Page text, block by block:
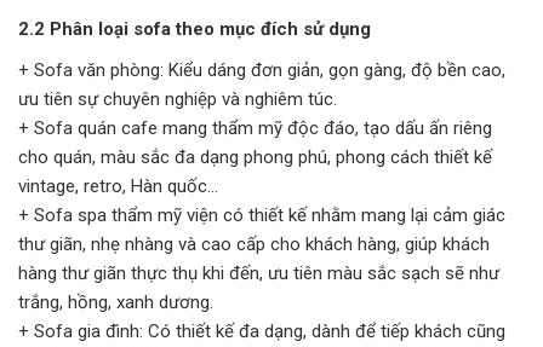
2.2 Phân loại sofa theo mục đích sử dụng
+ Sofa văn phòng: Kiểu dáng đơn giản, gọn gàng, độ bền cao,
ưu tiên sự chuyên nghiệp và nghiêm túc.
+ Sofa quán cafe mang thẩm mỹ độc đáo, tạo dấu ấn riêng
cho quán, màu sắc đa dạng phong phú, phong cách thiết kế
vintage, retro, Hàn quốc...
+ Sofa spa thẩm mỹ viện có thiết kế nhằm mang lại cảm giác
thư giãn, nhẹ nhàng và cao cấp cho khách hàng, giúp khách
hàng thư giãn thực thụ khi đến, ưu tiên màu sắc sạch sẽ như
trắng, hồng, xanh dương.
+ Sofa gia đình: Có thiết kế đa dạng, dành để tiếp khách cũng